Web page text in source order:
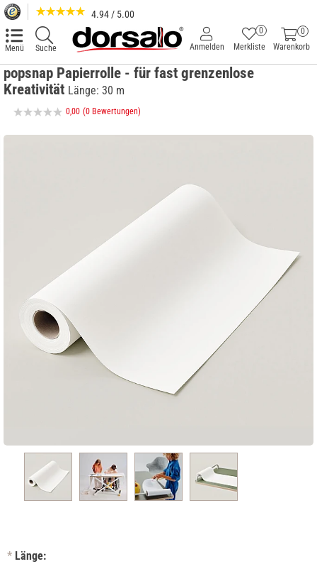
4.94 / 5.00
Menü Suche
0
Warenkorb
Merkliste
0
Anmelden
popsnap Papierrolle - für fast grenzenlose
Kreativität Länge: 30 m
0,00 (0 Bewertungen)
* Länge: